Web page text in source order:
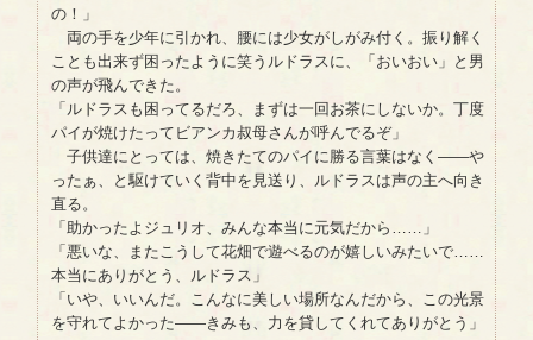
の！」
両の手を少年に引かれ、腰には少女がしがみ付く。振り解く
ことも出来ず困ったように笑うルドラスに、「おいおい」と男
の声が飛んできた。
「ルドラスも困ってるだろ、まずは一回お茶にしないか。丁度
パイが焼けたってビアンカ叔母さんが呼んでるぞ」
子供達にとっては、焼きたてのパイに勝る言葉はなく――や
ったぁ、と駆けていく背中を見送り、ルドラスは声の主へ向き
直る。
「助かったよジュリオ、みんな本当に元気だから……」
「悪いな、またこうして花畑で遊べるのが嬉しいみたいで……
本当にありがとう、ルドラス」
「いや、いいんだ。こんなに美しい場所なんだから、この光景
を守れてよかった――きみも、力を貸してくれてありがとう」